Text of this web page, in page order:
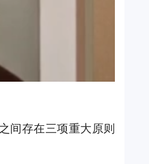
间存在三项重大原则